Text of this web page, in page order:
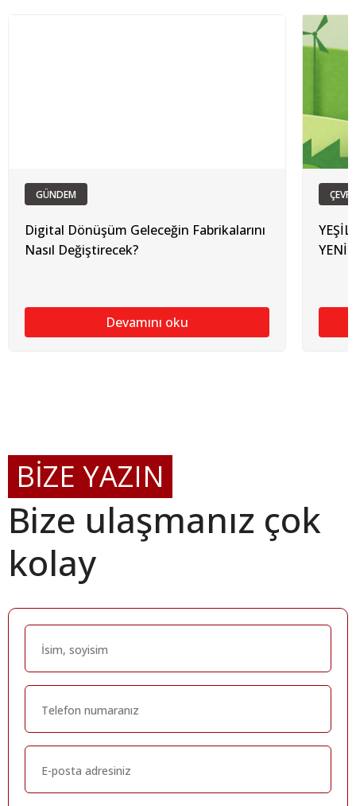
GÜNDEM
Digital Dönüşüm Geleceğin Fabrikalarını
Nasıl Değiştirecek?
Devamını oku
ÇEVRE
YENİ
BİZE YAZIN
Bize ulaşmanız çok
kolay